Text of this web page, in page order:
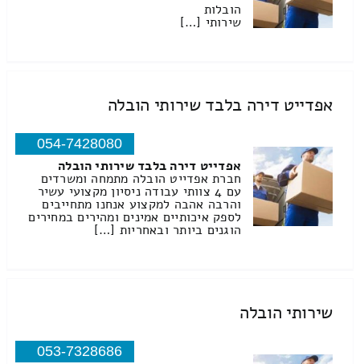
הובלות
שירותי […]
אפדייט דירה בלבד שירותי הובלה
054-7428080
אפדייט דירה בלבד שירותי הובלה
חברת אפדייט הובלה מתמחה ומשרדים
עם 4 צוותי עבודה ניסיון מקצועי עשיר
והרבה אהבה למקצוע אנחנו מתחייבים
לספק איכותיים אמינים ומהירים במחירים
הוגנים ביותר ובאחריות […]
שירותי הובלה
053-7328686